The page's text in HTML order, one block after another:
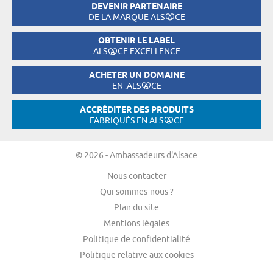
DEVENIR PARTENAIRE
DE LA MARQUE ALS CE
OBTENIR LE LABEL
ALS CE EXCELLENCE
ACHETER UN DOMAINE
EN .ALS CE
ACCRÉDITER DES PRODUITS
FABRIQUÉS EN ALS CE
© 2026 - Ambassadeurs d'Alsace
Nous contacter
Qui sommes-nous ?
Plan du site
Mentions légales
Politique de confidentialité
Politique relative aux cookies